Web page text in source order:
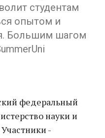
студентам
опытом и
Большим шагом
федеральный
науки и
-